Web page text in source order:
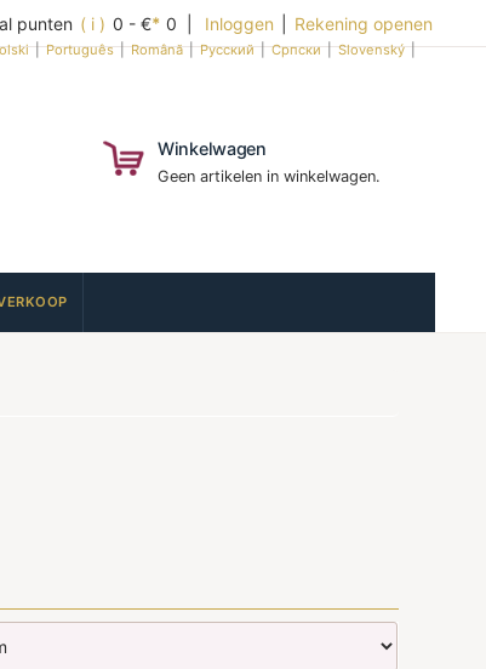
punten ( i ) 0 - €* 0 | Inloggen Rekening openen
|Português|Română|Русский|Српски|Slovenský|
Winkelwagen
Geen artikelen in winkelwagen.